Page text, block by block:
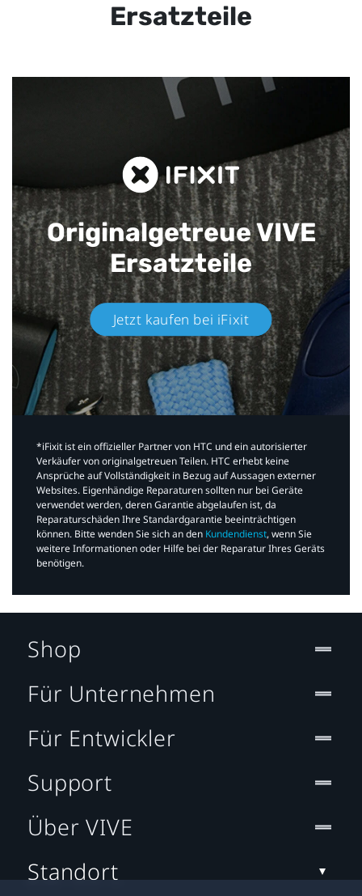
Ersatzteile
Originalgetreue VIVE
Ersatzteile
Jetzt kaufen bei iFixit​
*iFixit ist ein offizieller Partner von HTC und ein autorisierter
Verkäufer von originalgetreuen Teilen. HTC erhebt keine
Ansprüche auf Vollständigkeit in Bezug auf Aussagen externer
Websites. Eigenhändige Reparaturen sollten nur bei Geräte
verwendet werden, deren Garantie abgelaufen ist, da
Reparaturschäden Ihre Standardgarantie beeinträchtigen
können. Bitte wenden Sie sich an den Kundendienst, wenn Sie
weitere Informationen oder Hilfe bei der Reparatur Ihres Geräts
benötigen.​
Shop
Für Unternehmen
Für Entwickler
Support
Über VIVE
Standort